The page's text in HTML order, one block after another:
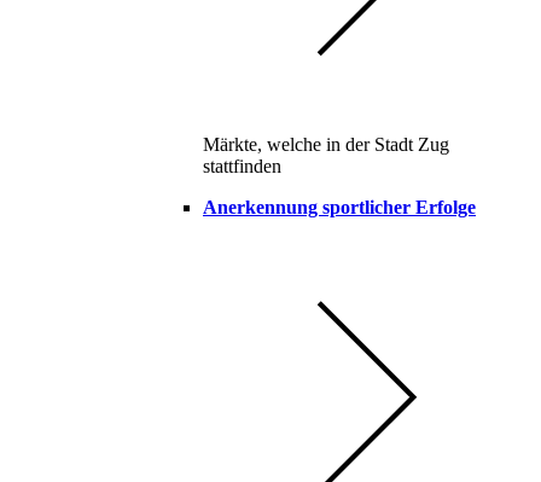
Märkte, welche in der Stadt Zug
stattfinden
Anerkennung sportlicher Erfolge